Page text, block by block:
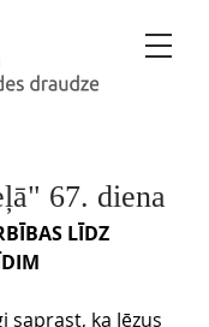
67. diena
LĪDZ
saprast, ka Jēzus